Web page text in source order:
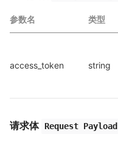
参数名 类型
access_token string
请求体 Request Payload